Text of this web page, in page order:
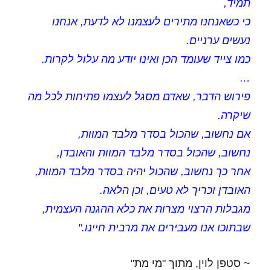
תמיד,
כי כשאנחנו מתירים לעצמנו לא לדעת, אנחנו
נעשים ערניים.
כמו צייד שעומד הכן ואינו יודע מה עלול לקרות.
…
פירוש הדבר, שאדם מסגל לעצמו פתיחות לכל מה
שיקרה.
אם נחשוב, שהכול בסדר מלבד המוות,
נחשוב, שהכול בסדר מלבד המוות והאובדן,
אחר כך נחשוב, שהכול יהיה בסדר מלבד המוות,
האובדן וכריך לא טעים, וכן הלאה.
מגבלות הרצוי מצרות את כלא ההגנה העצמית,
שבתוכו אנו מעבירים את מרבית חיינו."
~ סטפן לוין, מתוך "מי מת"